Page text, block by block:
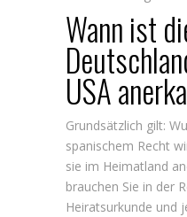
Wann ist
USA
Grundsätzlich gilt:
spanischem Recht
sie im Heimatland
brauchen Sie in der
Heiratsurkunde und